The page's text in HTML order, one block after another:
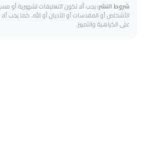
شروط النشر:يجب ألا تكون التعليقات تشهيرية أو
الأشخاص أو المقدسات أو الأديان أو الله. كما يجب
على الكراهية والتمييز.